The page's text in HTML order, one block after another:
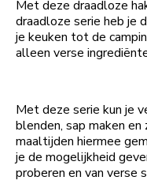
Met deze draadloze
draadloze serie heb je
je keuken tot de
alleen verse
Met deze serie kun je
blenden, sap maken
maaltijden hiermee
je de mogelijkheid
proberen en van verse